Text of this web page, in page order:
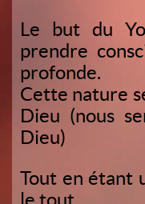
Le but du
prendre
profonde.
Cette nature
Dieu (nous
Dieu)
Tout en étant
le tout.